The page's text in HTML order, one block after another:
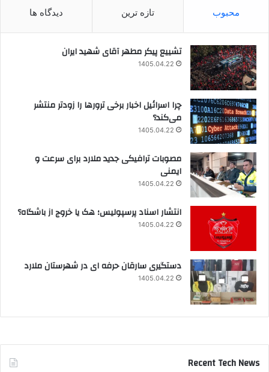
محبوب تازه ترین دیدگاه ها
تشییع پیکر مطهر آقای شهید ایران
1405.04.22
چرا اسرائیل اخبار برخی ترورها را زودتر منتشر
می‌کند؟
1405.04.22
مصوبات ترافیکی جدید ملارد برای سرعت و
ایمنی
1405.04.22
انتشار اسناد پرسپولیس؛ هک یا خروج از باشگاه؟
1405.04.22
دستگیری سارقان حرفه ای در شهرستان ملارد
1405.04.22
Recent Tech News